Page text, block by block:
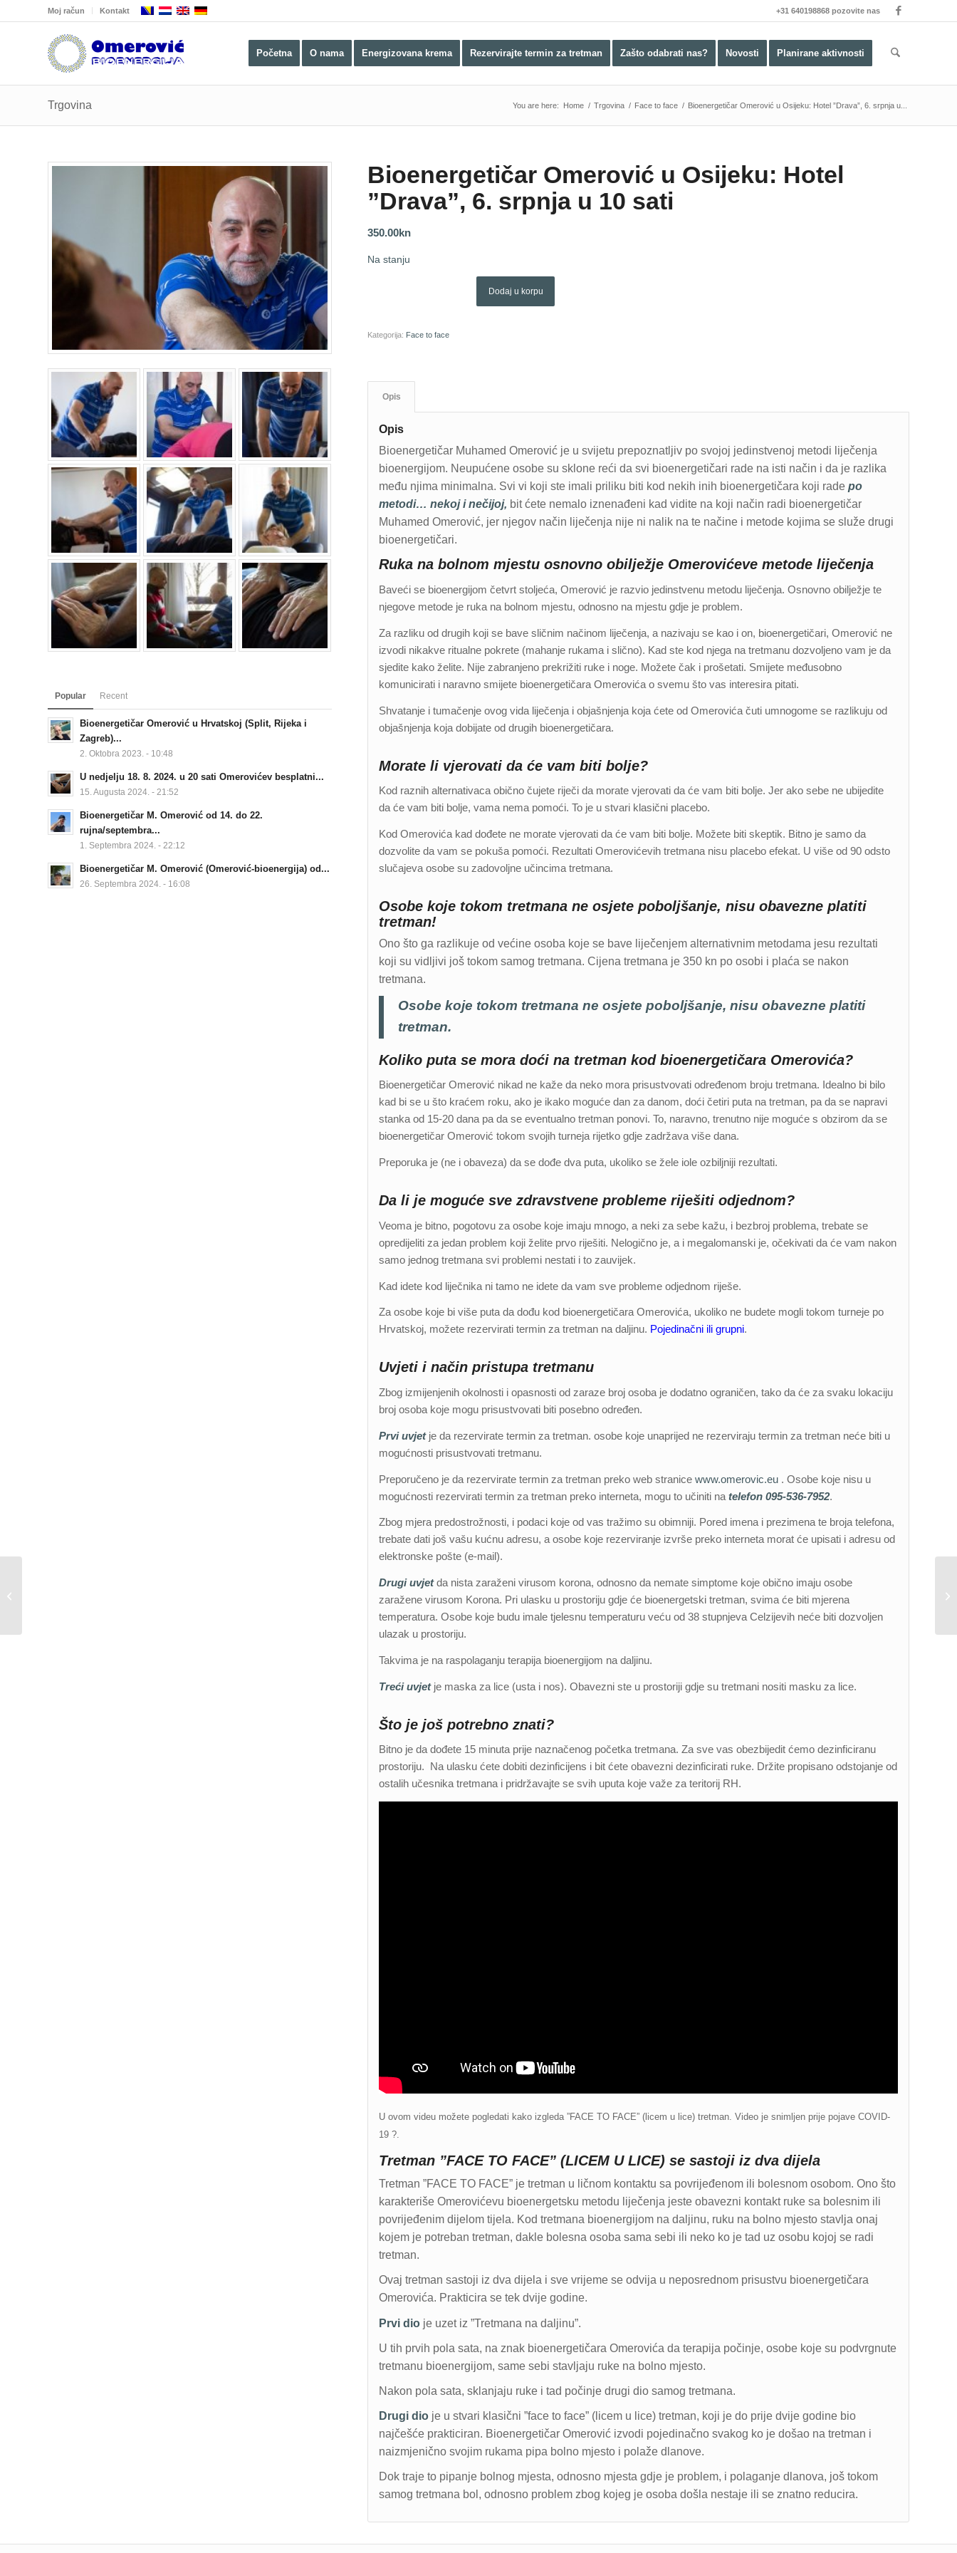
Moj račun Kontakt +31 640198868 pozovite nas
Početna O nama Energizovana krema Rezervirajte termin za tretman Zašto odabrati nas? Novosti Planirane aktivnosti
Trgovina You are here: Home / Trgovina / Face to face / Bioenergetičar Omerović u Osijeku: Hotel ”Drava”, 6. srpnja u...
Popular Recent
Bioenergetičar Omerović u Hrvatskoj (Split, Rijeka i
Zagreb)...
2. Oktobra 2023. - 10:48
U nedjelju 18. 8. 2024. u 20 sati Omerovićev besplatni...
15. Augusta 2024. - 21:52
Bioenergetičar M. Omerović od 14. do 22.
rujna/septembra...
1. Septembra 2024. - 22:12
Bioenergetičar M. Omerović (Omerović-bioenergija) od...
26. Septembra 2024. - 16:08
Bioenergetičar Omerović u Osijeku: Hotel
”Drava”, 6. srpnja u 10 sati
350.00kn
Na stanju
Dodaj u korpu
Kategorija: Face to face
Opis
Opis
Bioenergetičar Muhamed Omerović je u svijetu prepoznatljiv po svojoj jedinstvenoj metodi liječenja
bioenergijom. Neupućene osobe su sklone reći da svi bioenergetičari rade na isti način i da je razlika
među njima minimalna. Svi vi koji ste imali priliku biti kod nekih inih bioenergetičara koji radepo
metodi… nekoj i nečijoj, bit ćete nemalo iznenađeni kad vidite na koji način radi bioenergetičar
Muhamed Omerović, jer njegov način liječenja nije ni nalik na te načine i metode kojima se služe drugi
bioenergetičari.
Ruka na bolnom mjestu osnovno obilježje Omerovićeve metode liječenja
Baveći se bioenergijom četvrt stoljeća, Omerović je razvio jedinstvenu metodu liječenja. Osnovno obilježje te
njegove metode je ruka na bolnom mjestu, odnosno na mjestu gdje je problem.
Za razliku od drugih koji se bave sličnim načinom liječenja, a nazivaju se kao i on, bioenergetičari, Omerović ne
izvodi nikakve ritualne pokrete (mahanje rukama i slično). Kad ste kod njega na tretmanu dozvoljeno vam je da
sjedite kako želite. Nije zabranjeno prekrižiti ruke i noge. Možete čak i prošetati. Smijete međusobno
komunicirati i naravno smijete bioenergetičara Omerovića o svemu što vas interesira pitati.
Shvatanje i tumačenje ovog vida liječenja i objašnjenja koja ćete od Omerovića čuti umnogome se razlikuju od
objašnjenja koja dobijate od drugih bioenergetičara.
Morate li vjerovati da će vam biti bolje?
Kod raznih alternativaca obično čujete riječi da morate vjerovati da će vam biti bolje. Jer ako sebe ne ubijedite
da će vam biti bolje, vama nema pomoći. To je u stvari klasični placebo.
Kod Omerovića kad dođete ne morate vjerovati da će vam biti bolje. Možete biti skeptik. Bitno je samo da
dozvolite da vam se pokuša pomoći. Rezultati Omerovićevih tretmana nisu placebo efekat. U više od 90 odsto
slučajeva osobe su zadovoljne učincima tretmana.
Osobe koje tokom tretmana ne osjete poboljšanje, nisu obavezne platiti
tretman!
Ono što ga razlikuje od većine osoba koje se bave liječenjem alternativnim metodama jesu rezultati
koji su vidljivi još tokom samog tretmana. Cijena tretmana je 350 kn po osobi i plaća se nakon
tretmana.
Osobe koje tokom tretmana ne osjete poboljšanje, nisu obavezne platiti
tretman.
Koliko puta se mora doći na tretman kod bioenergetičara Omerovića?
Bioenergetičar Omerović nikad ne kaže da neko mora prisustvovati određenom broju tretmana. Idealno bi bilo
kad bi se u što kraćem roku, ako je ikako moguće dan za danom, doći četiri puta na tretman, pa da se napravi
stanka od 15-20 dana pa da se eventualno tretman ponovi. To, naravno, trenutno nije moguće s obzirom da se
bioenergetičar Omerović tokom svojih turneja rijetko gdje zadržava više dana.
Preporuka je (ne i obaveza) da se dođe dva puta, ukoliko se žele iole ozbiljniji rezultati.
Da li je moguće sve zdravstvene probleme riješiti odjednom?
Veoma je bitno, pogotovu za osobe koje imaju mnogo, a neki za sebe kažu, i bezbroj problema, trebate se
opredijeliti za jedan problem koji želite prvo riješiti. Nelogično je, a i megalomanski je, očekivati da će vam nakon
samo jednog tretmana svi problemi nestati i to zauvijek.
Kad idete kod liječnika ni tamo ne idete da vam sve probleme odjednom riješe.
Za osobe koje bi više puta da dođu kod bioenergetičara Omerovića, ukoliko ne budete mogli tokom turneje po
Hrvatskoj, možete rezervirati termin za tretman na daljinu. Pojedinačni ili grupni.
Uvjeti i način pristupa tretmanu
Zbog izmijenjenih okolnosti i opasnosti od zaraze broj osoba je dodatno ograničen, tako da će za svaku lokaciju
broj osoba koje mogu prisustvovati biti posebno određen.
Prvi uvjetje da rezervirate termin za tretman. osobe koje unaprijed ne rezerviraju termin za tretman neće biti u
mogućnosti prisustvovati tretmanu.
Preporučeno je da rezervirate termin za tretman preko web stranicewww.omerovic.eu . Osobe koje nisu u
mogućnosti rezervirati termin za tretman preko interneta, mogu to učiniti natelefon 095-536-7952.
Zbog mjera predostrožnosti, i podaci koje od vas tražimo su obimniji. Pored imena i prezimena te broja telefona,
trebate dati još vašu kućnu adresu, a osobe koje rezerviranje izvrše preko interneta morat će upisati i adresu od
elektronske pošte (e-mail).
Drugi uvjetda nista zaraženi virusom korona, odnosno da nemate simptome koje obično imaju osobe
zaražene virusom Korona. Pri ulasku u prostoriju gdje će bioenergetski tretman, svima će biti mjerena
temperatura. Osobe koje budu imale tjelesnu temperaturu veću od 38 stupnjeva Celzijevih neće biti dozvoljen
ulazak u prostoriju.
Takvima je na raspolaganju terapija bioenergijom na daljinu.
Treći uvjet je maska za lice (usta i nos). Obavezni ste u prostoriji gdje su tretmani nositi masku za lice.
Što je još potrebno znati?
Bitno je da dođete 15 minuta prije naznačenog početka tretmana. Za sve vas obezbijedit ćemo dezinficiranu
prostoriju. Na ulasku ćete dobiti dezinficijens i bit ćete obavezni dezinficirati ruke. Držite propisano odstojanje od
ostalih učesnika tretmana i pridržavajte se svih uputa koje važe za teritorij RH.
U ovom videu možete pogledati kako izgleda ”FACE TO FACE” (licem u lice) tretman. Video je snimljen prije pojave COVID-
19 ?.
Tretman ”FACE TO FACE” (LICEM U LICE) se sastoji iz dva dijela
Tretman ”FACE TO FACE” je tretman u ličnom kontaktu sa povrijeđenom ili bolesnom osobom. Ono što
karakteriše Omerovićevu bioenergetsku metodu liječenja jeste obavezni kontakt ruke sa bolesnim ili
povrijeđenim dijelom tijela. Kod tretmana bioenergijom na daljinu, ruku na bolno mjesto stavlja onaj
kojem je potreban tretman, dakle bolesna osoba sama sebi ili neko ko je tad uz osobu kojoj se radi
tretman.
Ovaj tretman sastoji iz dva dijela i sve vrijeme se odvija u neposrednom prisustvu bioenergetičara
Omerovića. Prakticira se tek dvije godine.
Prvi dio je uzet iz ”Tretmana na daljinu”.
U tih prvih pola sata, na znak bioenergetičara Omerovića da terapija počinje, osobe koje su podvrgnute
tretmanu bioenergijom, same sebi stavljaju ruke na bolno mjesto.
Nakon pola sata, sklanjaju ruke i tad počinje drugi dio samog tretmana.
Drugi dio je u stvari klasični ”face to face” (licem u lice) tretman, koji je do prije dvije godine bio
najčešće prakticiran. Bioenergetičar Omerović izvodi pojedinačno svakog ko je došao na tretman i
naizmjenično svojim rukama pipa bolno mjesto i polaže dlanove.
Dok traje to pipanje bolnog mjesta, odnosno mjesta gdje je problem, i polaganje dlanova, još tokom
samog tretmana bol, odnosno problem zbog kojeg je osoba došla nestaje ili se znatno reducira.